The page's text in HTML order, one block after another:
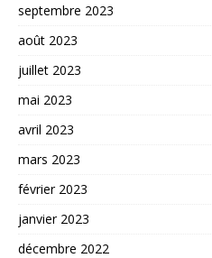
septembre 2023
août 2023
juillet 2023
mai 2023
avril 2023
mars 2023
février 2023
janvier 2023
décembre 2022